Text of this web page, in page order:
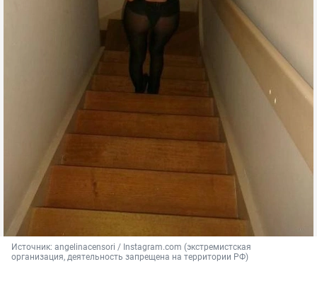
Источник: angelinacensori / Instagram.com (экстремистская
организация, деятельность запрещена на территории РФ)